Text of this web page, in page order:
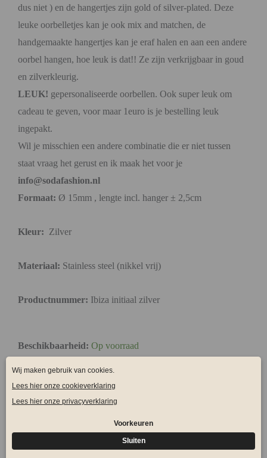
dus niet ) en de hangertjes zijn gold of silver-plated. Deze
leuke oorbelletjes kan je ook mix and matchen, de
handgemaakte hangertjes kan je eraf halen en aan een andere
oorbel hangen, hoe leuk is dat!! Ze zijn verkrijgbaar in goud
en zilverkleurig.
LEUK! gepersonaliseerde oorbellen. Ook super leuk om
cadeau te geven, voor maar 1euro is je bestelling leuk
ingepakt.
Wil je misschien een andere combinatie die er niet tussen
staat vraag het gerust en ik maak het voor je
info@sodafashion.nl
Formaat: Ø 15mm , lengte incl. hanger ± 2,5cm
Kleur: Zilver
Materiaal: Stainless steel (nikkel vrij)
Productnummer: Ibiza initiaal zilver
Beschikbaarheid: Op voorraad
Initiaal*